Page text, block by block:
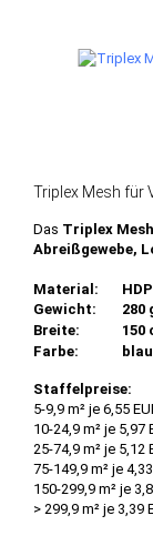
Triplex Mesh für
Das Triplex Mesh
Abreißgewebe,
Material:
Gewicht:
280
Breite:
150
Farbe:
Staffelpreise:
5-9,9 m² je 6,55
10-24,9 m² je 5,97
25-74,9 m² je 5,12
75-149,9 m² je
150-299,9 m² je
> 299,9 m² je 3,39